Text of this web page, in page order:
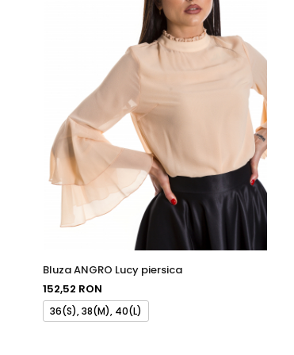
Bluza ANGRO Lucy piersica
152,52 RON
36(S), 38(M), 40(L)